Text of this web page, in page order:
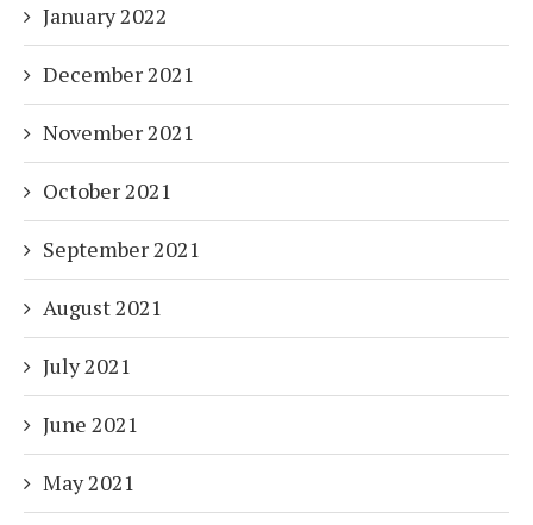
January 2022
December 2021
November 2021
October 2021
September 2021
August 2021
July 2021
June 2021
May 2021